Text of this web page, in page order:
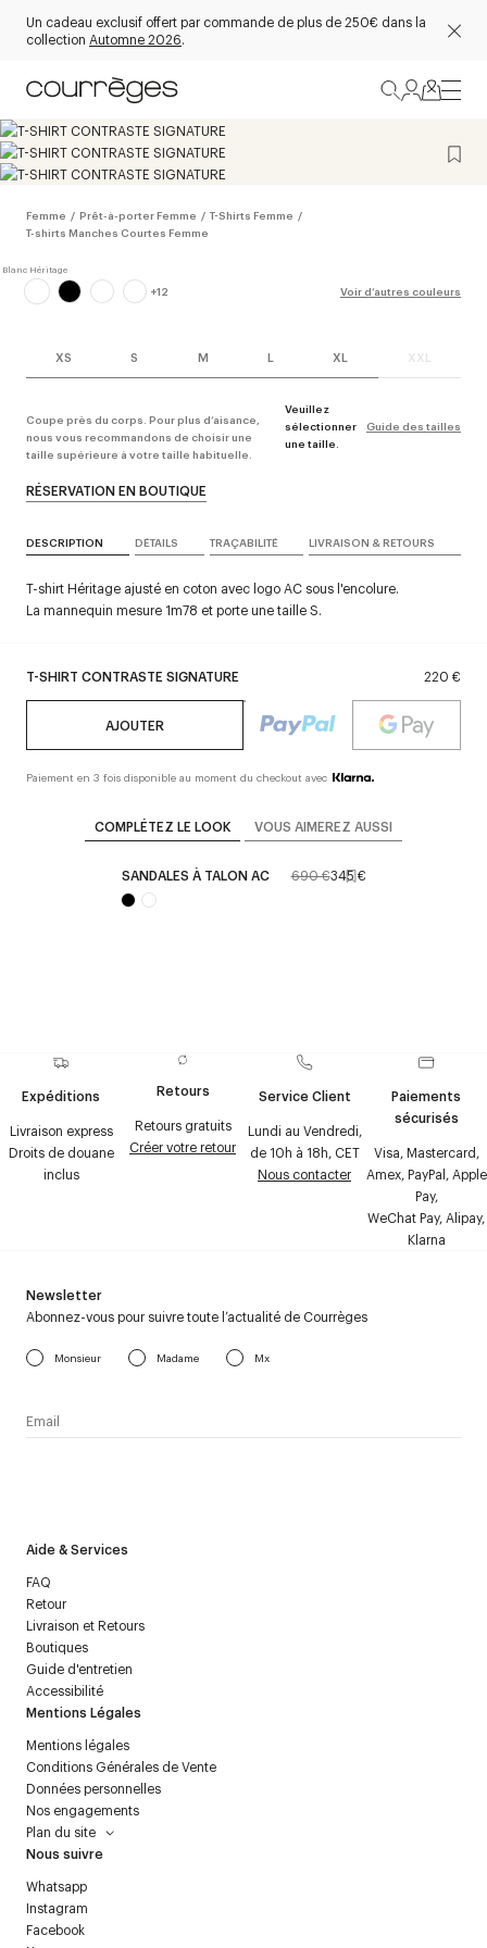
Un cadeau exclusif offert par commande de plus de 250€ dans la
collection Automne 2026.
Femme / Prêt-à-porter Femme / T-Shirts Femme /
T-shirts Manches Courtes Femme
+12 Voir d’autres couleurs
XS S M L XL XXL
Veuillez
sélectionner
une taille.
Guide des tailles
Coupe près du corps. Pour plus d’aisance,
nous vous recommandons de choisir une
taille supérieure à votre taille habituelle.
T-SHIRT CONTRASTE SIGNATURE 220 €
AJOUTER
Paiement en 3 fois disponible au moment du checkout avec
RÉSERVATION EN BOUTIQUE
DESCRIPTION DÉTAILS TRAÇABILITÉ LIVRAISON & RETOURS
T-shirt Héritage ajusté en coton avec logo AC sous l'encolure.
La mannequin mesure 1m78 et porte une taille S.
COMPLÉTEZ LE LOOK VOUS AIMEREZ AUSSI
SANDALES À TALON AC 690 €345 €
Expéditions
Livraison express
Droits de douane
inclus
Retours
Retours gratuits
Créer votre retour
Service Client
Lundi au Vendredi,
de 10h à 18h, CET
Nous contacter
Paiements
sécurisés
Visa, Mastercard,
Amex, PayPal, Apple
Pay,
WeChat Pay, Alipay,
Klarna
Aide & Services
FAQ
Retour
Livraison et Retours
Boutiques
Guide d'entretien
Accessibilité
Mentions Légales
Mentions légales
Conditions Générales de Vente
Données personnelles
Nos engagements
Plan du site
Nous suivre
Whatsapp
Instagram
Facebook
Newsletter
Abonnez-vous pour suivre toute l’actualité de Courrèges
Monsieur Madame Mx